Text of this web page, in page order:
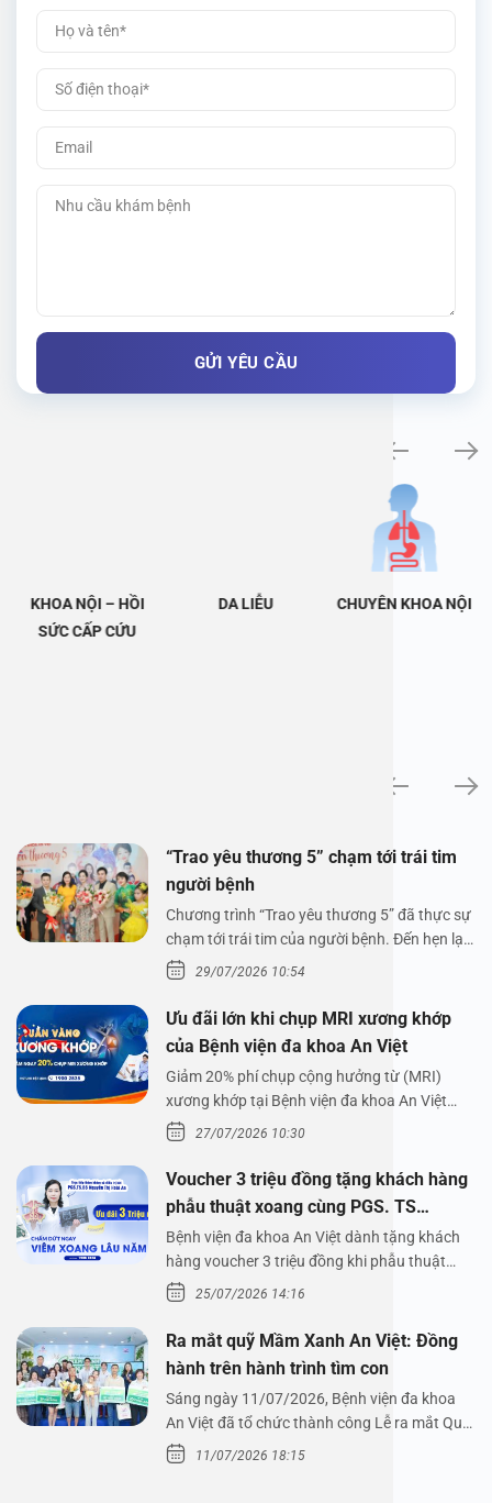
KHOA NỘI – HỒI
SỨC CẤP CỨU
DA LIỄU CHUYÊN KHOA NỘI
“Trao yêu thương 5” chạm tới trái tim
người bệnh
Chương trình “Trao yêu thương 5” đã thực sự
chạm tới trái tim của người bệnh. Đến hẹn lại
lên,…29/07/2026 10:54
Ưu đãi lớn khi chụp MRI xương khớp
của Bệnh viện đa khoa An Việt
Giảm 20% phí chụp cộng hưởng từ (MRI)
xương khớp tại Bệnh viện đa khoa An Việt
Bệnh viện đa…
27/07/2026 10:30
Voucher 3 triệu đồng tặng khách hàng
phẫu thuật xoang cùng PGS. TS
Nguyễn Thị Hoài An
Bệnh viện đa khoa An Việt dành tặng khách
hàng voucher 3 triệu đồng khi phẫu thuật
xoang cùng PGS.…
25/07/2026 14:16
Ra mắt quỹ Mầm Xanh An Việt: Đồng
hành trên hành trình tìm con
Sáng ngày 11/07/2026, Bệnh viện đa khoa
An Việt đã tổ chức thành công Lễ ra mắt Quỹ
Mầm Xanh…
11/07/2026 18:15